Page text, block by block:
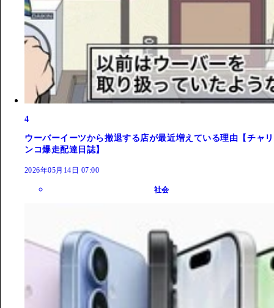
4
ウーバーイーツから撤退する店が最近増えている理由【チャリ
ンコ爆走配達日誌】
2026年05月14日 07:00
社会